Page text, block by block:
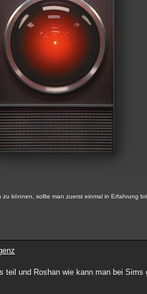
zu können, sollte man zuerst einmal in Erfahrung
teil und Roshan wie kann man bei